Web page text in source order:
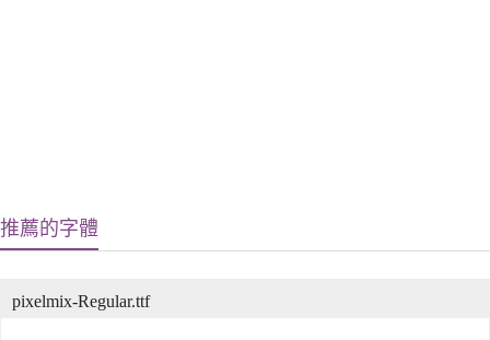
推薦的字體
pixelmix-Regular.ttf